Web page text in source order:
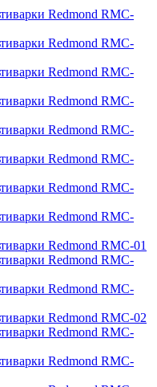
Redmond RMC-
Redmond RMC-
Redmond RMC-
Redmond RMC-
Redmond RMC-
Redmond RMC-
Redmond RMC-
Redmond RMC-
Redmond RMC-01
Redmond RMC-
Redmond RMC-
Redmond RMC-02
Redmond RMC-
Redmond RMC-